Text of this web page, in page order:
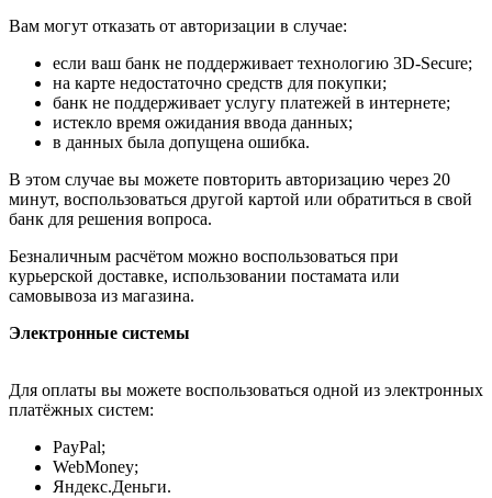
Вам могут отказать от авторизации в случае:
если ваш банк не поддерживает технологию 3D-Secure;
на карте недостаточно средств для покупки;
банк не поддерживает услугу платежей в интернете;
истекло время ожидания ввода данных;
в данных была допущена ошибка.
В этом случае вы можете повторить авторизацию через 20
минут, воспользоваться другой картой или обратиться в свой
банк для решения вопроса.
Безналичным расчётом можно воспользоваться при
курьерской доставке, использовании постамата или
самовывоза из магазина.
Электронные системы
Для оплаты вы можете воспользоваться одной из электронных
платёжных систем:
PayPal;
WebMoney;
Яндекс.Деньги.